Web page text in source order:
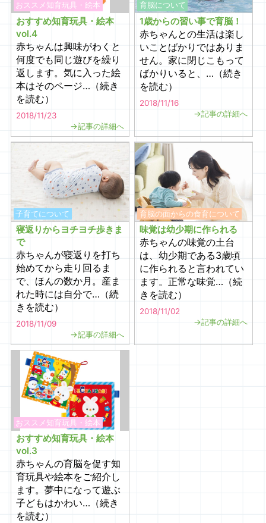
おススメ知育玩具・絵本
おすすめ知育玩具・絵本
vol.4
赤ちゃんは興味がわくと
何度でも同じ遊びを繰り
返します。気に入った絵
本はそのページ…（続き
を読む）
2018/11/23
→記事の詳細へ
育脳について
1歳からの習い事で育脳！
赤ちゃんとの生活は楽し
いことばかりではありま
せん。家に閉じこもって
ばかりいると、…（続き
を読む）
2018/11/16
→記事の詳細へ
子育てについて
寝返りからヨチヨチ歩きま
で
赤ちゃんが寝返りを打ち
始めてから走り回るま
で、ほんの数か月。産ま
れた時には自分で…（続
きを読む）
2018/11/09
→記事の詳細へ
育脳の面からの食育について
味覚は幼少期に作られる
赤ちゃんの味覚の土台
は、幼少期である3歳頃
に作られると言われてい
ます。正常な味覚…（続
きを読む）
2018/11/02
→記事の詳細へ
おススメ知育玩具・絵本
おすすめ知育玩具・絵本
vol.3
赤ちゃんの育脳を促す知
育玩具や絵本をご紹介し
ます。夢中になって遊ぶ
子どもはかわい…（続き
を読む）